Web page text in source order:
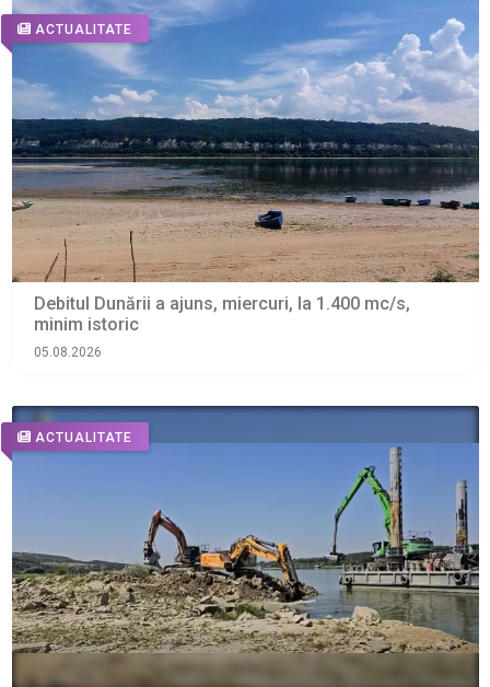
ACTUALITATE
Debitul Dunării a ajuns, miercuri, la 1.400 mc/s,
minim istoric
05.08.2026
ACTUALITATE